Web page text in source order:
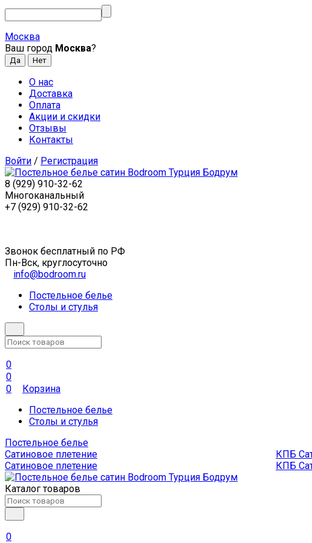
Москва
Ваш город Москва?
О нас
Доставка
Оплата
Акции и скидки
Отзывы
Контакты
Войти / Регистрация
8 (929) 910-32-62
Многоканальный
+7 (929) 910-32-62
Звонок бесплатный по РФ
Пн-Вск, круглосуточно
info@bodroom.ru
Постельное белье
Столы и стулья
0
0
0
Корзина
Постельное белье
Столы и стулья
Постельное белье
Сатиновое плетение
КПБ
Сатиновое плетение
КПБ
Каталог товаров
0